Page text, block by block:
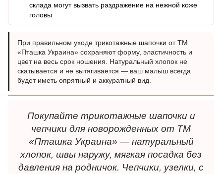
склада могут вызвать раздражение на нежной коже
головы
При правильном уходе трикотажные шапочки от ТМ
«Пташка Украина» сохраняют форму, эластичность и
цвет на весь срок ношения. Натуральный хлопок не
скатывается и не вытягивается — ваш малыш всегда
будет иметь опрятный и аккуратный вид.
Покупайте трикотажные шапочки и
чепчики для новорожденных от ТМ
«Пташка Украина» — натуральный
хлопок, швы наружу, мягкая посадка без
давления на родничок. Чепчики, узелки, с